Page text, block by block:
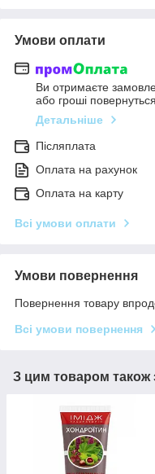
Умови оплати
Ви отримаєте
або гроші
Детальніше
Післяплата
Оплата на рахунок
Оплата на карту
Всі умови оплати
Умови повернення
Повернення товару
Всі умови повернення
З цим товаром також